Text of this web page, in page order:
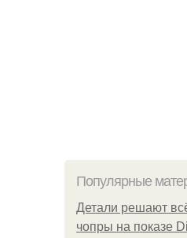
Популярные
Детали решают
чопры на показе